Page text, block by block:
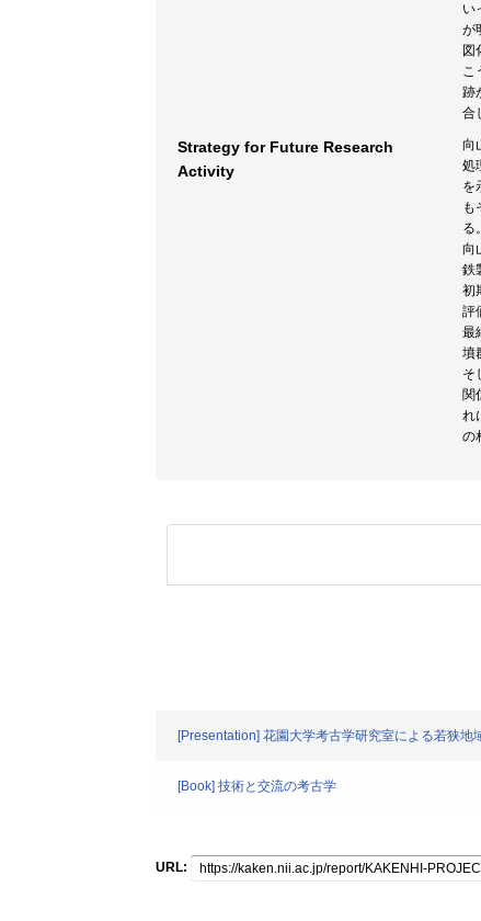
い
が
図
こ
跡
合
Strategy for Future Research
Activity
向
処
を
も
る。
向
鉄
初
評
最
墳
そ
関
れ
の
[Presentation] 花園大学考古学研究室による若狭地
[Book] 技術と交流の考古学
URL: